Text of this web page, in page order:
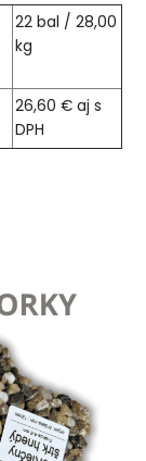
22 bal / 28,00
kg
26,60 € aj s
DPH